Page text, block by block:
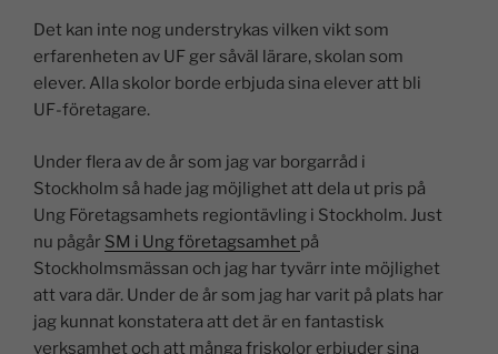
k
e
dI
n
c
e
b
o
o
k
at
s
p
p
p
y
n
k
ai
l
a
Det kan inte nog understrykas vilken vikt som
erfarenheten av UF ger såväl lärare, skolan som
elever. Alla skolor borde erbjuda sina elever att bli
UF-företagare.
Under flera av de år som jag var borgarråd i
Stockholm så hade jag möjlighet att dela ut pris på
Ung Företagsamhets regiontävling i Stockholm. Just
nu pågår SM i Ung företagsamhet på
Stockholmsmässan och jag har tyvärr inte möjlighet
att vara där. Under de år som jag har varit på plats har
jag kunnat konstatera att det är en fantastisk
verksamhet och att många friskolor erbjuder sina